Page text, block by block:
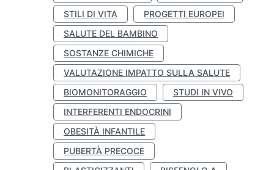
STILI DI VITA
PROGETTI EUROPEI
SALUTE DEL BAMBINO
SOSTANZE CHIMICHE
VALUTAZIONE IMPATTO SULLA SALUTE
BIOMONITORAGGIO
STUDI IN VIVO
INTERFERENTI ENDOCRINI
OBESITÀ INFANTILE
PUBERTÀ PRECOCE